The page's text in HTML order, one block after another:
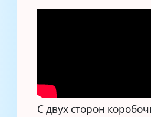
С двух сторон